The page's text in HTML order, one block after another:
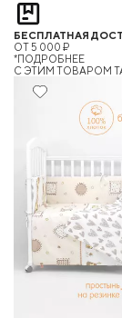
БЕСПЛАТНАЯ
ОТ 5 000 ₽
*ПОДРОБНЕЕ
C ЭТИМ ТОВАРОМ